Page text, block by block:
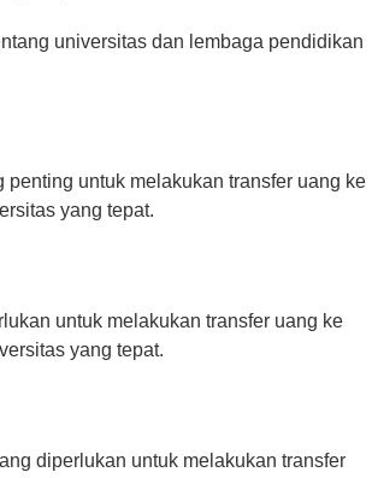
universitas dan lembaga pendidikan
untuk melakukan transfer uang ke
yang tepat.
untuk melakukan transfer uang ke
yang tepat.
diperlukan untuk melakukan transfer